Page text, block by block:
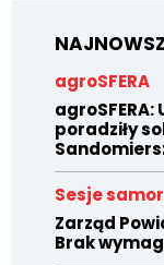
agroSFERA
poradziły
Sesje
Zarząd
Brak